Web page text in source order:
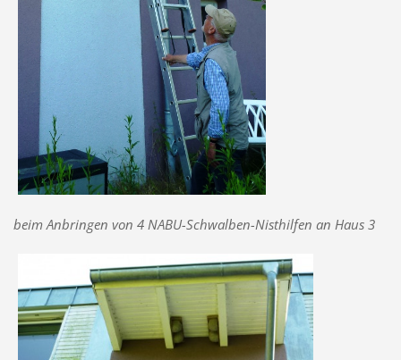
beim Anbringen von 4 NABU-Schwalben-Nisthilfen an Haus 3